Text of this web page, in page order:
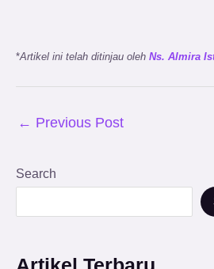
*Artikel ini telah ditinjau oleh Ns. Almira
← Previous Post
Search